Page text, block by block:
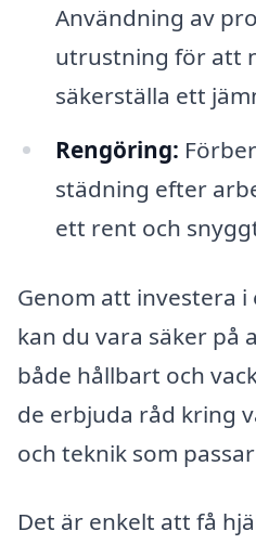
Användning av
utrustning för att
säkerställa ett
Rengöring:
städning efter
ett rent och
Genom att investera i
kan du vara säker på
både hållbart och
de erbjuda råd kring
och teknik som
Det är enkelt att få